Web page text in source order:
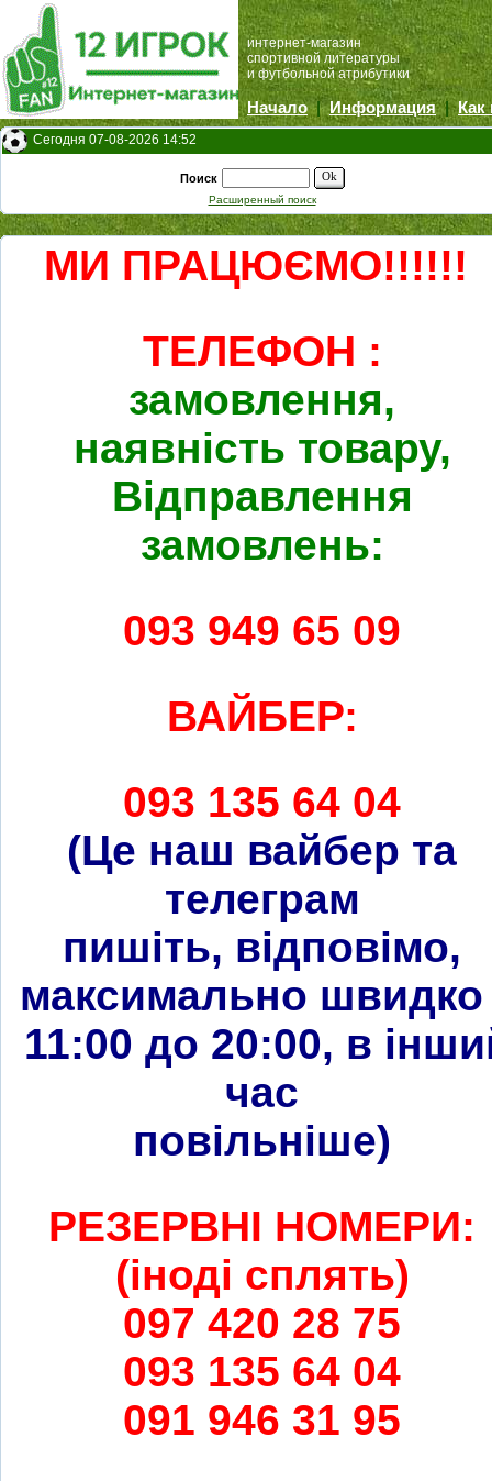
интернет-магазин
спортивной литературы
и футбольной атрибутики
Начало |Информация |Как
Сегодня 07-08-2026 14:52
Поиск Ok
Расширенный поиск
МИ ПРАЦЮЄМО!!!!!!
ТЕЛЕФОН :
замовлення,
наявність товару,
Відправлення
замовлень:
093 949 65 09
ВАЙБЕР:
093 135 64 04
(Це наш вайбер та
телеграм
пишіть, відповімо,
максимально швидко
11:00 до 20:00, в
час
повільніше)
РЕЗЕРВНІ НОМЕРИ:
(іноді сплять)
097 420 28 75
093 135 64 04
091 946 31 95